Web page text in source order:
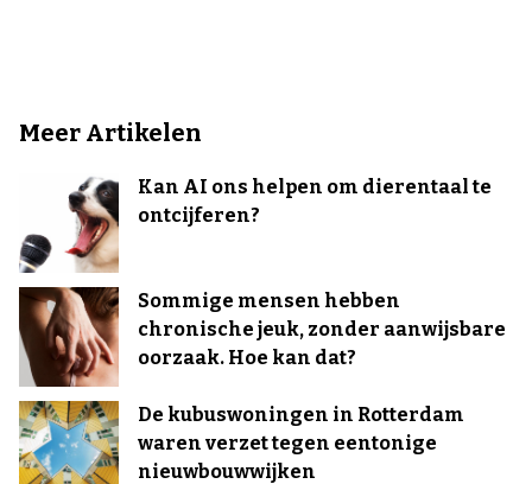
Meer Artikelen
Kan AI ons helpen om dierentaal te
ontcijferen?
Sommige mensen hebben
chronische jeuk, zonder aanwijsbare
oorzaak. Hoe kan dat?
De kubuswoningen in Rotterdam
waren verzet tegen eentonige
nieuwbouwwijken